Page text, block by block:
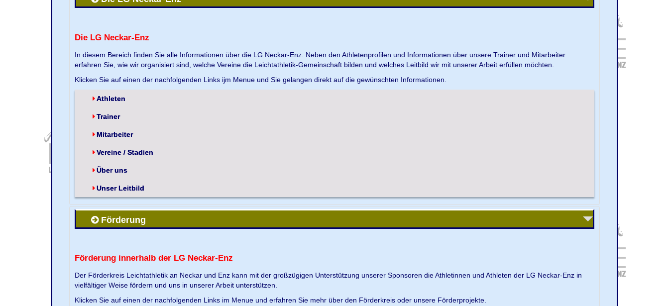
Die LG Neckar-Enz
In diesem Bereich finden Sie alle Informationen über die LG Neckar-Enz. Neben den Athletenprofilen und Informationen über unsere Trainer und Mitarbeiter
erfahren Sie, wie wir organisiert sind, welche Vereine die Leichtathletik-Gemeinschaft bilden und welches Leitbild wir mit unserer Arbeit erfüllen möchten.
Klicken Sie auf einen der nachfolgenden Links ijm Menue und Sie gelangen direkt auf die gewünschten Informationen.
Athleten
Trainer
Mitarbeiter
Vereine / Stadien
Über uns
Unser Leitbild
Förderung
Förderung innerhalb der LG Neckar-Enz
Der Förderkreis Leichtathletik an Neckar und Enz kann mit der großzügigen Unterstützung unserer Sponsoren die Athletinnen und Athleten der LG Neckar-Enz in
vielfältiger Weise fördern und uns in unserer Arbeit unterstützen.
Klicken Sie auf einen der nachfolgenden Links im Menue und erfahren Sie mehr über den Förderkreis oder unsere Förderprojekte.